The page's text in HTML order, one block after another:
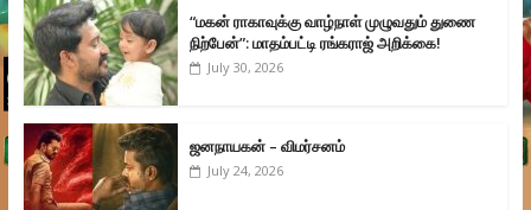
“மகன் ராகாவுக்கு வாழ்நாள் முழுவதும் துணை
நிற்பேன்”: மாதம்பட்டி ரங்கராஜ் அறிக்கை!
July 30, 2026
ஜனநாயகன் – விமர்சனம்
July 24, 2026